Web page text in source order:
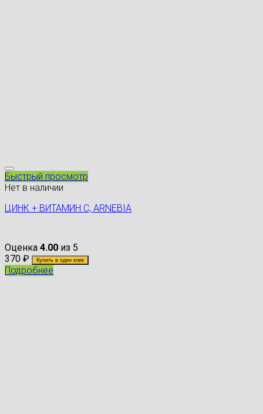
Быстрый просмотр
Нет в наличии
ЦИНК + ВИТАМИН С, ARNEBIA
Оценка 4.00 из 5
370 ₽ Купить в один клик
Подробнее